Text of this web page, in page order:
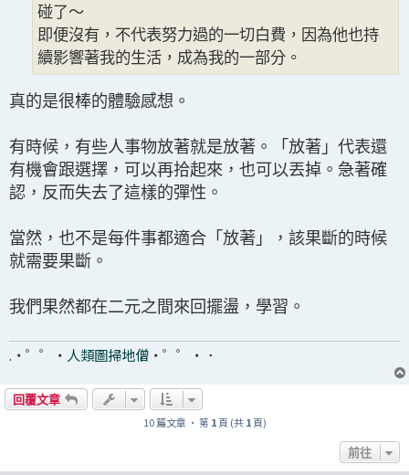
碰了～
即便沒有，不代表努力過的一切白費，因為他也持
續影響著我的生活，成為我的一部分。
真的是很棒的體驗感想。
有時候，有些人事物放著就是放著。「放著」代表還
有機會跟選擇，可以再拾起來，也可以丟掉。急著確
認，反而失去了這樣的彈性。
當然，也不是每件事都適合「放著」，該果斷的時候
就需要果斷。
我們果然都在二元之間來回擺盪，學習。
.・゜゜・ 人類圖掃地僧 ・゜゜・．
回覆文章
10 篇文章 • 第 1頁 (共1頁)
前往